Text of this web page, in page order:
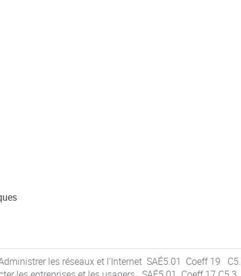
les réseaux et l'Internet SAÉ5.01 Coeff 19